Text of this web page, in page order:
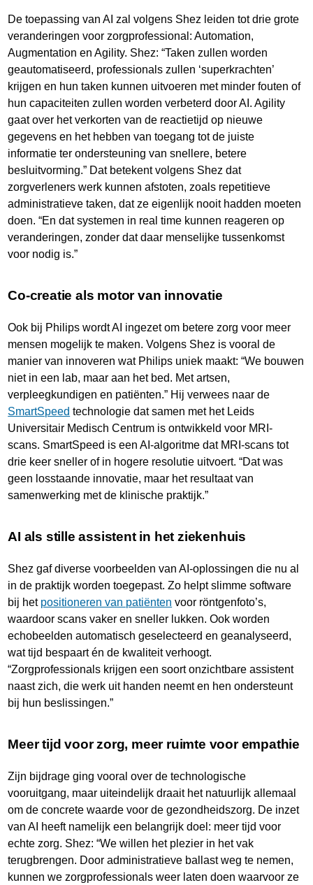
De toepassing van AI zal volgens Shez leiden tot drie grote
veranderingen voor zorgprofessional: Automation,
Augmentation en Agility. Shez: “Taken zullen worden
geautomatiseerd, professionals zullen ‘superkrachten’
krijgen en hun taken kunnen uitvoeren met minder fouten of
hun capaciteiten zullen worden verbeterd door AI. Agility
gaat over het verkorten van de reactietijd op nieuwe
gegevens en het hebben van toegang tot de juiste
informatie ter ondersteuning van snellere, betere
besluitvorming.” Dat betekent volgens Shez dat
zorgverleners werk kunnen afstoten, zoals repetitieve
administratieve taken, dat ze eigenlijk nooit hadden moeten
doen. “En dat systemen in real time kunnen reageren op
veranderingen, zonder dat daar menselijke tussenkomst
voor nodig is.”
Co-creatie als motor van innovatie
Ook bij Philips wordt AI ingezet om betere zorg voor meer
mensen mogelijk te maken. Volgens Shez is vooral de
manier van innoveren wat Philips uniek maakt: “We bouwen
niet in een lab, maar aan het bed. Met artsen,
verpleegkundigen en patiënten.” Hij verwees naar de
SmartSpeed technologie dat samen met het Leids
Universitair Medisch Centrum is ontwikkeld voor MRI-
scans. SmartSpeed is een AI-algoritme dat MRI-scans tot
drie keer sneller of in hogere resolutie uitvoert. “Dat was
geen losstaande innovatie, maar het resultaat van
samenwerking met de klinische praktijk.”
AI als stille assistent in het ziekenhuis
Shez gaf diverse voorbeelden van AI-oplossingen die nu al
in de praktijk worden toegepast. Zo helpt slimme software
bij het positioneren van patiënten voor röntgenfoto’s,
waardoor scans vaker en sneller lukken. Ook worden
echobeelden automatisch geselecteerd en geanalyseerd,
wat tijd bespaart én de kwaliteit verhoogt.
“Zorgprofessionals krijgen een soort onzichtbare assistent
naast zich, die werk uit handen neemt en hen ondersteunt
bij hun beslissingen.”
Meer tijd voor zorg, meer ruimte voor empathie
Zijn bijdrage ging vooral over de technologische
vooruitgang, maar uiteindelijk draait het natuurlijk allemaal
om de concrete waarde voor de gezondheidszorg. De inzet
van AI heeft namelijk een belangrijk doel: meer tijd voor
echte zorg. Shez: “We willen het plezier in het vak
terugbrengen. Door administratieve ballast weg te nemen,
kunnen we zorgprofessionals weer laten doen waarvoor ze